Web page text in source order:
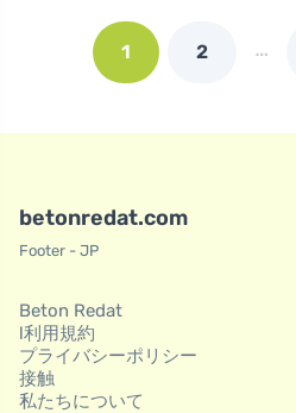
1 2 …
betonredat.com
Footer - JP
Beton Redat
l利用規約
プライバシーポリシー
接触
私たちについて